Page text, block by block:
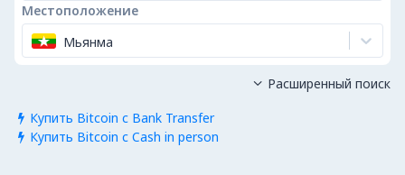
Местоположение
Мьянма
 Купить Bitcoin с Bank Transfer
 Купить Bitcoin с Cash in person
 Расширенный поиск